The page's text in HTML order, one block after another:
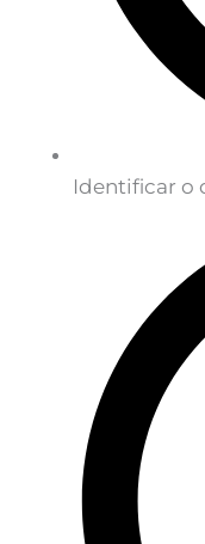
Identificar o